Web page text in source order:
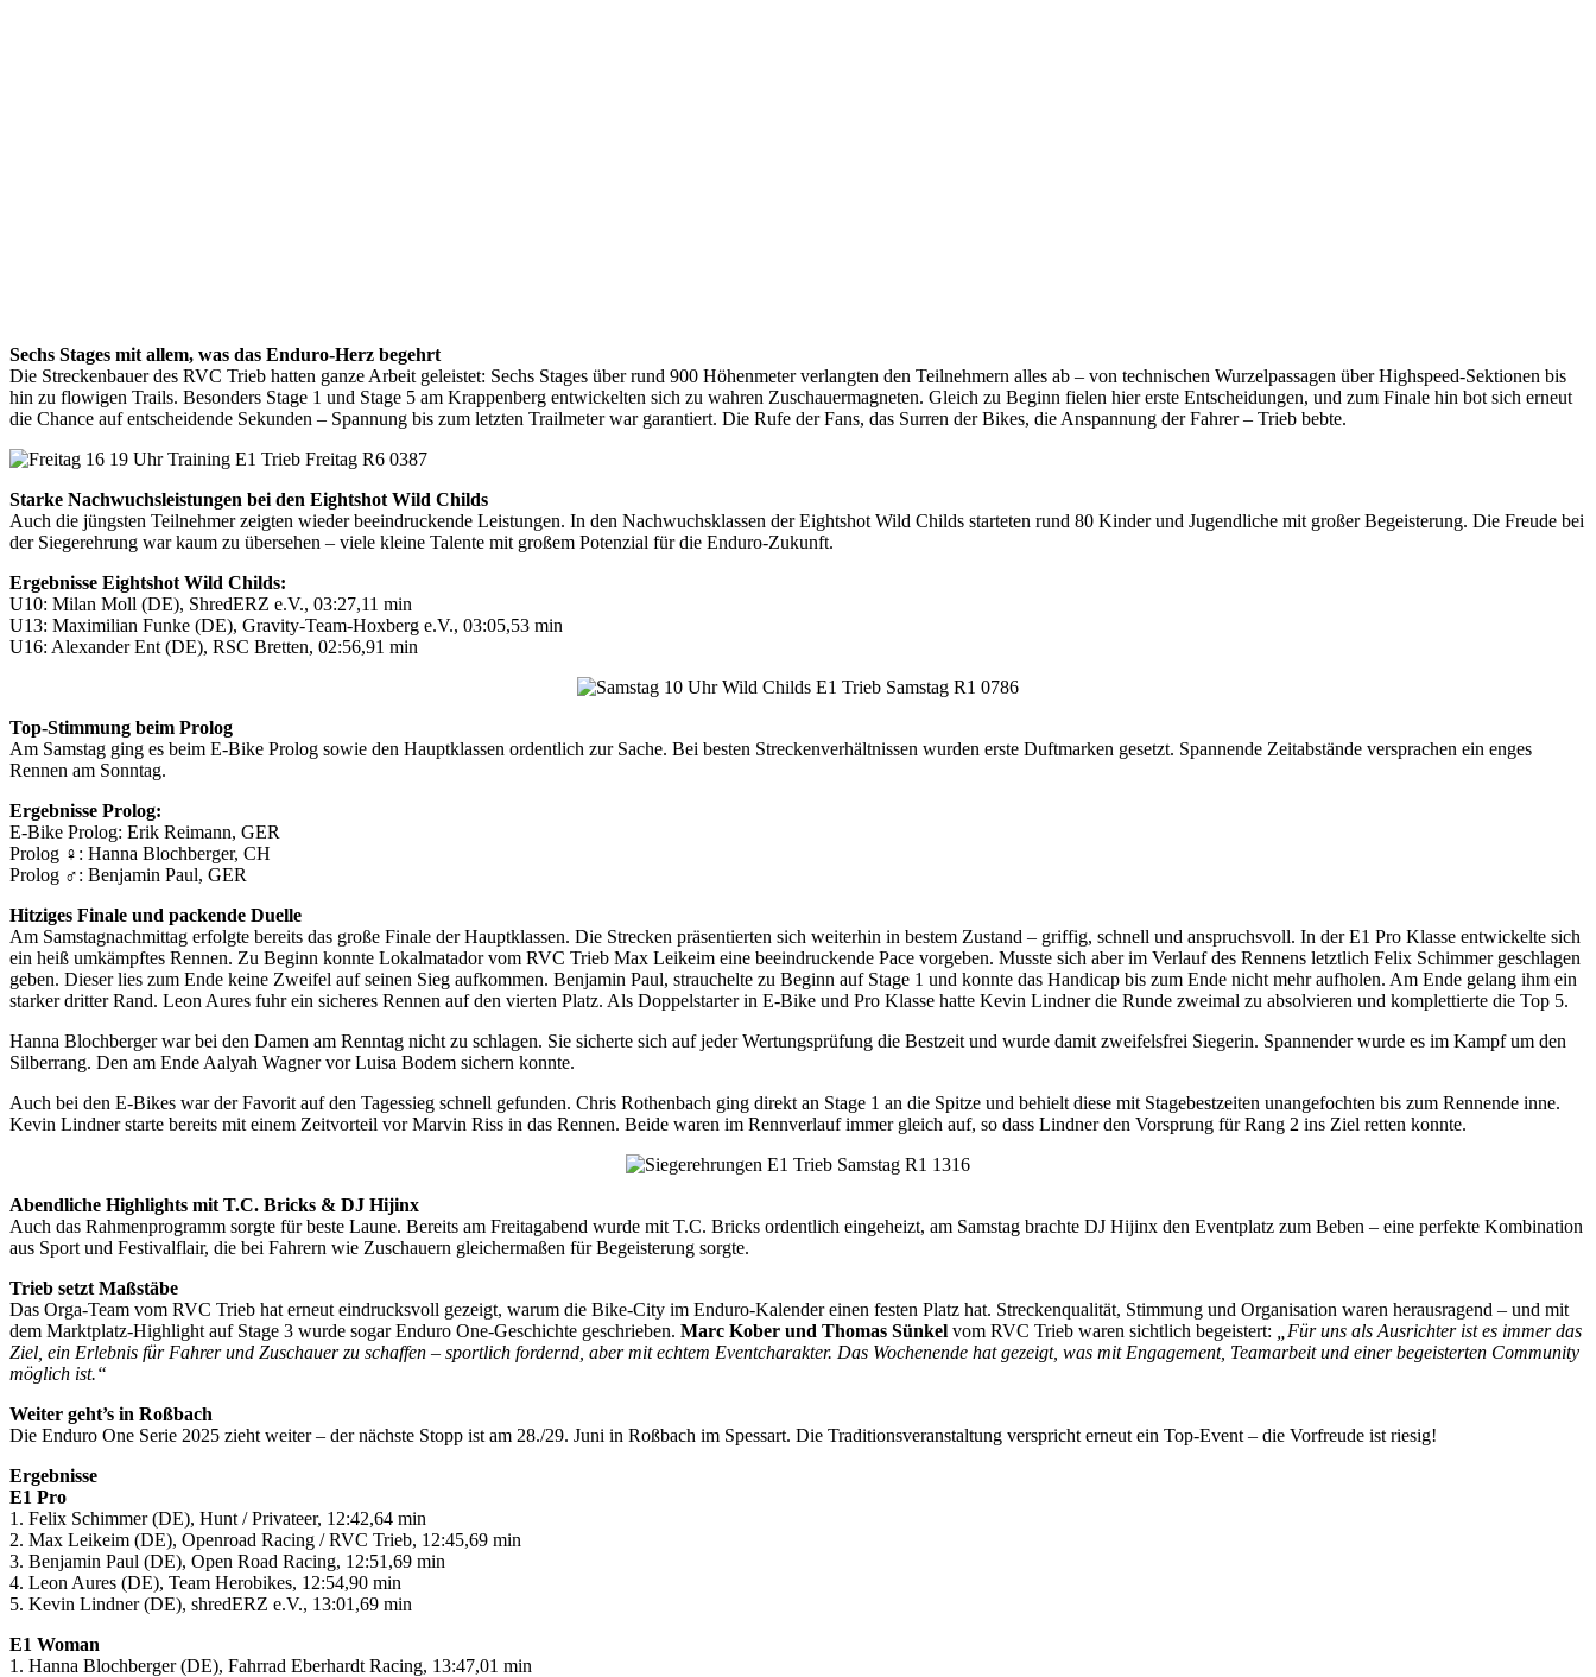
Sechs Stages mit allem, was das Enduro-Herz begehrt
Die Streckenbauer des RVC Trieb hatten ganze Arbeit geleistet: Sechs Stages über rund 900 Höhenmeter verlangten den Teilnehmern alles ab – von technischen Wurzelpassagen über Highspeed-Sektionen bis
hin zu flowigen Trails. Besonders Stage 1 und Stage 5 am Krappenberg entwickelten sich zu wahren Zuschauermagneten. Gleich zu Beginn fielen hier erste Entscheidungen, und zum Finale hin bot sich erneut
die Chance auf entscheidende Sekunden – Spannung bis zum letzten Trailmeter war garantiert. Die Rufe der Fans, das Surren der Bikes, die Anspannung der Fahrer – Trieb bebte.
Starke Nachwuchsleistungen bei den Eightshot Wild Childs
Auch die jüngsten Teilnehmer zeigten wieder beeindruckende Leistungen. In den Nachwuchsklassen der Eightshot Wild Childs starteten rund 80 Kinder und Jugendliche mit großer Begeisterung. Die Freude bei
der Siegerehrung war kaum zu übersehen – viele kleine Talente mit großem Potenzial für die Enduro-Zukunft.
Ergebnisse Eightshot Wild Childs:
U10: Milan Moll (DE), ShredERZ e.V., 03:27,11 min
U13: Maximilian Funke (DE), Gravity-Team-Hoxberg e.V., 03:05,53 min
U16: Alexander Ent (DE), RSC Bretten, 02:56,91 min
Top-Stimmung beim Prolog
Am Samstag ging es beim E-Bike Prolog sowie den Hauptklassen ordentlich zur Sache. Bei besten Streckenverhältnissen wurden erste Duftmarken gesetzt. Spannende Zeitabstände versprachen ein enges
Rennen am Sonntag.
Ergebnisse Prolog:
E-Bike Prolog: Erik Reimann, GER
Prolog ♀: Hanna Blochberger, CH
Prolog ♂: Benjamin Paul, GER
Hitziges Finale und packende Duelle
Am Samstagnachmittag erfolgte bereits das große Finale der Hauptklassen. Die Strecken präsentierten sich weiterhin in bestem Zustand – griffig, schnell und anspruchsvoll. In der E1 Pro Klasse entwickelte sich
ein heiß umkämpftes Rennen. Zu Beginn konnte Lokalmatador vom RVC Trieb Max Leikeim eine beeindruckende Pace vorgeben. Musste sich aber im Verlauf des Rennens letztlich Felix Schimmer geschlagen
geben. Dieser lies zum Ende keine Zweifel auf seinen Sieg aufkommen. Benjamin Paul, strauchelte zu Beginn auf Stage 1 und konnte das Handicap bis zum Ende nicht mehr aufholen. Am Ende gelang ihm ein
starker dritter Rand. Leon Aures fuhr ein sicheres Rennen auf den vierten Platz. Als Doppelstarter in E-Bike und Pro Klasse hatte Kevin Lindner die Runde zweimal zu absolvieren und komplettierte die Top 5.
Hanna Blochberger war bei den Damen am Renntag nicht zu schlagen. Sie sicherte sich auf jeder Wertungsprüfung die Bestzeit und wurde damit zweifelsfrei Siegerin. Spannender wurde es im Kampf um den
Silberrang. Den am Ende Aalyah Wagner vor Luisa Bodem sichern konnte.
Auch bei den E-Bikes war der Favorit auf den Tagessieg schnell gefunden. Chris Rothenbach ging direkt an Stage 1 an die Spitze und behielt diese mit Stagebestzeiten unangefochten bis zum Rennende inne.
Kevin Lindner starte bereits mit einem Zeitvorteil vor Marvin Riss in das Rennen. Beide waren im Rennverlauf immer gleich auf, so dass Lindner den Vorsprung für Rang 2 ins Ziel retten konnte.
Abendliche Highlights mit T.C. Bricks & DJ Hijinx
Auch das Rahmenprogramm sorgte für beste Laune. Bereits am Freitagabend wurde mit T.C. Bricks ordentlich eingeheizt, am Samstag brachte DJ Hijinx den Eventplatz zum Beben – eine perfekte Kombination
aus Sport und Festivalflair, die bei Fahrern wie Zuschauern gleichermaßen für Begeisterung sorgte.
Trieb setzt Maßstäbe
Das Orga-Team vom RVC Trieb hat erneut eindrucksvoll gezeigt, warum die Bike-City im Enduro-Kalender einen festen Platz hat. Streckenqualität, Stimmung und Organisation waren herausragend – und mit
dem Marktplatz-Highlight auf Stage 3 wurde sogar Enduro One-Geschichte geschrieben. Marc Kober und Thomas Sünkel vom RVC Trieb waren sichtlich begeistert:
„Für uns als Ausrichter ist es immer das
Ziel, ein Erlebnis für Fahrer und Zuschauer zu schaffen – sportlich fordernd, aber mit echtem Eventcharakter. Das Wochenende hat gezeigt, was mit Engagement, Teamarbeit und einer begeisterten Community
möglich ist.“
Weiter geht’s in Roßbach
Die Enduro One Serie 2025 zieht weiter – der nächste Stopp ist am 28./29. Juni in Roßbach im Spessart. Die Traditionsveranstaltung verspricht erneut ein Top-Event – die Vorfreude ist riesig!
Ergebnisse
E1 Pro
1. Felix Schimmer (DE), Hunt / Privateer, 12:42,64 min
2. Max Leikeim (DE), Openroad Racing / RVC Trieb, 12:45,69 min
3. Benjamin Paul (DE), Open Road Racing, 12:51,69 min
4. Leon Aures (DE), Team Herobikes, 12:54,90 min
5. Kevin Lindner (DE), shredERZ e.V., 13:01,69 min
E1 Woman
1. Hanna Blochberger (DE), Fahrrad Eberhardt Racing, 13:47,01 min